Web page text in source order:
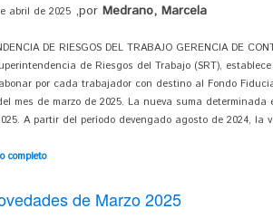
abril de 2025 ,por Medrano, Marcela
DE RIESGOS DEL TRABAJO GERENCIA DE
de Riesgos del Trabajo (SRT),
por cada trabajador con destino al Fondo
mes de marzo de 2025. La nueva suma
A partir del período devengado agosto de 2024, la
completo
de Marzo 2025